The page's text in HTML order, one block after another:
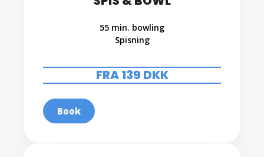
55 min. bowling
Spisning
FRA 139 DKK
Book